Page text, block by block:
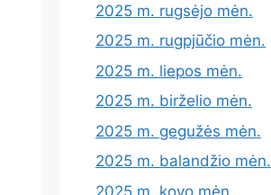
2025 m. rugsėjo mėn.
2025 m. rugpjūčio mėn.
2025 m. liepos mėn.
2025 m. birželio mėn.
2025 m. gegužės mėn.
2025 m. balandžio mėn.
2025 m. kovo mėn.